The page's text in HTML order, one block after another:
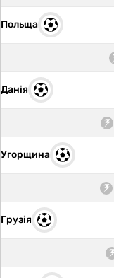
Польща
Данія
Угорщина
Грузія